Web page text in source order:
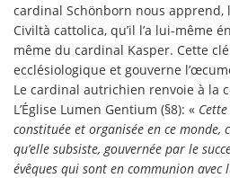
cardinal Schönborn nous apprend,
Civiltà cattolica, qu’il l’a lui-même
même du cardinal Kasper. Cette
ecclésiologique et gouverne
Le cardinal autrichien renvoie à la
L’Église Lumen Gentium (§8): «
constituée et organisée en ce monde,
qu’elle subsiste, gouvernée par le
évêques qui sont en communion avec